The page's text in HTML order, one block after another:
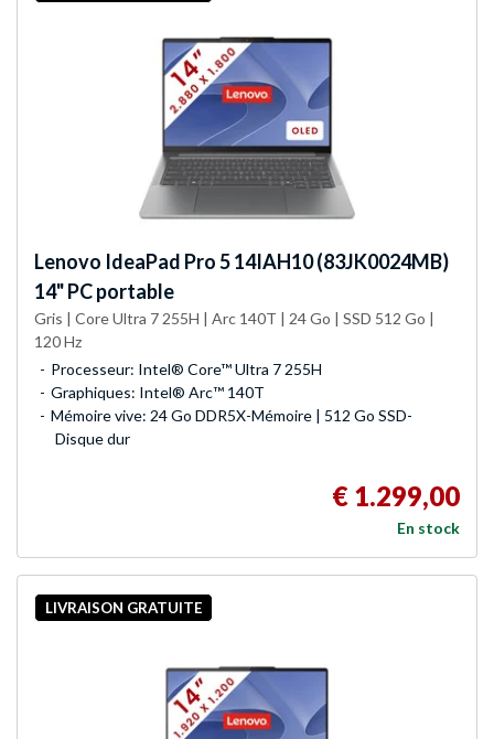
Lenovo IdeaPad Pro 5 14IAH10 (83JK0024MB)
14" PC portable
Gris | Core Ultra 7 255H | Arc 140T | 24 Go | SSD 512 Go |
120 Hz
Processeur: Intel® Core™ Ultra 7 255H
Graphiques: Intel® Arc™ 140T
Mémoire vive: 24 Go DDR5X-Mémoire | 512 Go SSD-
Disque dur
€ 1.299,00
En stock
LIVRAISON GRATUITE